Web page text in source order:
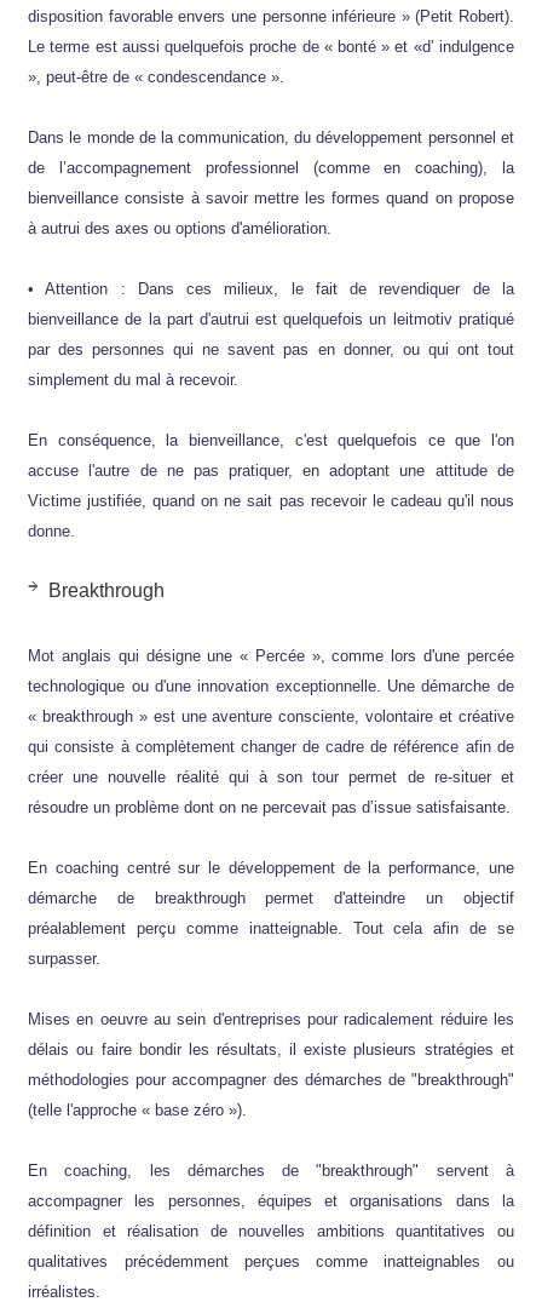
disposition favorable envers une personne inférieure » (Petit Robert).
Le terme est aussi quelquefois proche de « bonté » et «d’ indulgence
», peut-être de « condescendance ».
Dans le monde de la communication, du développement personnel et
de l’accompagnement professionnel (comme en coaching), la
bienveillance consiste à savoir mettre les formes quand on propose
à autrui des axes ou options d'amélioration.
• Attention : Dans ces milieux, le fait de revendiquer de la
bienveillance de la part d'autrui est quelquefois un leitmotiv pratiqué
par des personnes qui ne savent pas en donner, ou qui ont tout
simplement du mal à recevoir.
En conséquence, la bienveillance, c'est quelquefois ce que l'on
accuse l'autre de ne pas pratiquer, en adoptant une attitude de
Victime justifiée, quand on ne sait pas recevoir le cadeau qu'il nous
donne.
Breakthrough
Mot anglais qui désigne une « Percée », comme lors d'une percée
technologique ou d'une innovation exceptionnelle. Une démarche de
« breakthrough » est une aventure consciente, volontaire et créative
qui consiste à complètement changer de cadre de référence afin de
créer une nouvelle réalité qui à son tour permet de re-situer et
résoudre un problème dont on ne percevait pas d’issue satisfaisante.
En coaching centré sur le développement de la performance, une
démarche de breakthrough permet d'atteindre un objectif
préalablement perçu comme inatteignable. Tout cela afin de se
surpasser.
Mises en oeuvre au sein d'entreprises pour radicalement réduire les
délais ou faire bondir les résultats, il existe plusieurs stratégies et
méthodologies pour accompagner des démarches de "breakthrough"
(telle l'approche « base zéro »).
En coaching, les démarches de "breakthrough" servent à
accompagner les personnes, équipes et organisations dans la
définition et réalisation de nouvelles ambitions quantitatives ou
qualitatives précédemment perçues comme inatteignables ou
irréalistes.